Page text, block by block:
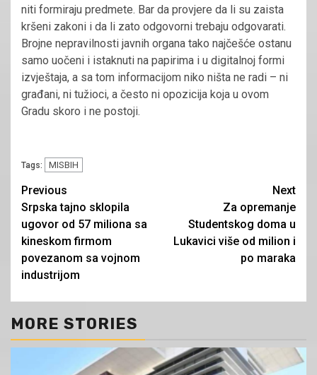
niti formiraju predmete. Bar da provjere da li su zaista
kršeni zakoni i da li zato odgovorni trebaju odgovarati.
Brojne nepravilnosti javnih organa tako najčešće ostanu
samo uočeni i istaknuti na papirima i u digitalnoj formi
izvještaja, a sa tom informacijom niko ništa ne radi – ni
građani, ni tužioci, a često ni opozicija koja u ovom
Gradu skoro i ne postoji.
Tags: MISBIH
Continue
Reading
Previous
Srpska tajno sklopila
ugovor od 57 miliona sa
kineskom firmom
povezanom sa vojnom
industrijom
Next
Za opremanje
Studentskog doma u
Lukavici više od milion i
po maraka
MORE STORIES